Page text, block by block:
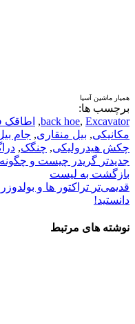
همیار ماشین آسیا
برچسب ها:
back hoe, Excavator
, اطاقک
مکانیکی, بیل منقاری, جام
چکش هیدرولیکی, چنگک,
جدیدتر گریدر چیست و
بازگشت بە لیست
قدیمی‌تر تراکتور ها و
دانستید!
نوشته های مرتبط